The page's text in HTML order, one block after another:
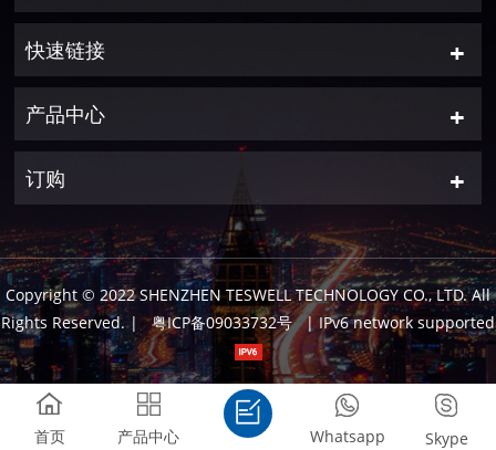
快速链接
产品中心
订购
Copyright © 2022 SHENZHEN TESWELL TECHNOLOGY CO., LTD. All
Rights Reserved. | 粤ICP备09033732号 | IPv6 network supported
首页 产品中心 Skype
Whatsapp